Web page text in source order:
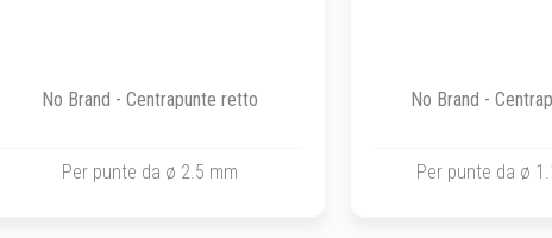
No Brand - Centrapunte retto
Per punte da ø 2.5 mm
No Brand -
Per punte da ø